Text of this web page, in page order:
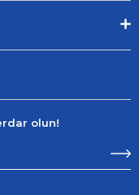
olun!